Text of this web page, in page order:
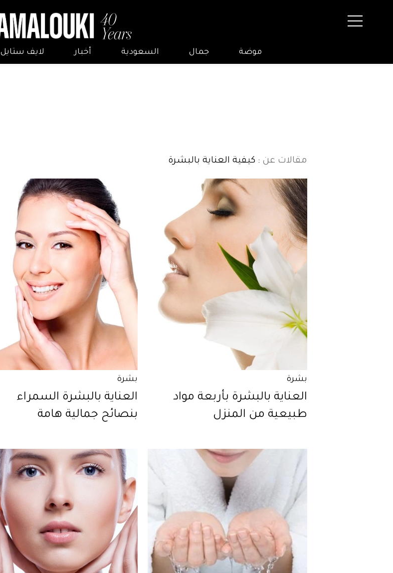
موضة جمال السعودية أخبار لايف ستايل
مقالات عن : كيفية العناية بالبشرة
بشرة
العناية بالبشرة بأربعة مواد
طبيعية من المنزل
بشرة
العناية بالبشرة السمراء
بنصائح جمالية هامة